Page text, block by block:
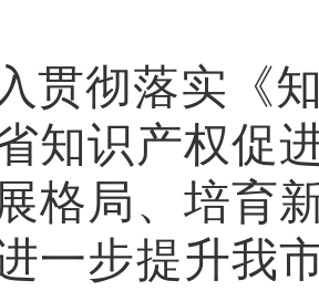
贯彻落实《
省知识产权促
格局、培育
一步提升我